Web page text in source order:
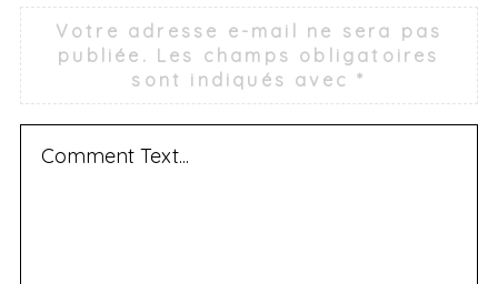
Votre adresse e-mail ne sera pas
publiée. Les champs obligatoires
sont indiqués avec*